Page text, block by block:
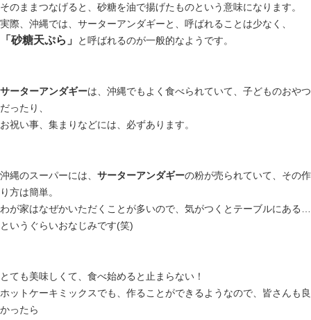
そのままつなげると、 砂糖を油で揚げたものという意味になります。
実際、沖縄では、サーターアンダギーと、呼ばれることは少なく、
「砂糖天ぷら」 と呼ばれるのが一般的なようです。
サーターアンダギーは、沖縄でもよく食べられていて、 子どものおやつ
だったり、
お祝い事、集まりなどには、必ずあります。
沖縄のスーパーには、 サーターアンダギーの粉が売られていて、 その作
り方は簡単。
わが家はなぜかいただくことが多いので、 気がつくとテーブルにある…
というぐらいおなじみです(笑)
とても美味しくて、食べ始めると止まらない！
ホットケーキミックスでも、作ることができるようなので、 皆さんも良
かったら